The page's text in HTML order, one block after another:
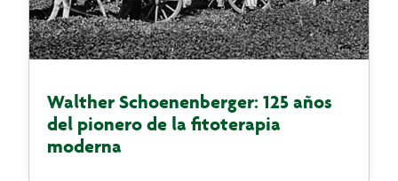
Walther Schoenenberger: 125 años
del pionero de la fitoterapia
moderna